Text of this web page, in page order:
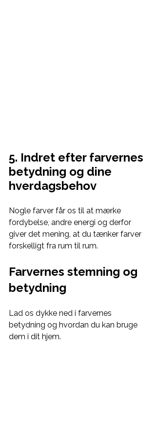
5. Indret efter farvernes
betydning og dine
hverdagsbehov
Nogle farver får os til at mærke
fordybelse, andre energi og derfor
giver det mening, at du tænker farver
forskelligt fra rum til rum.
Farvernes stemning og
betydning
Lad os dykke ned i farvernes
betydning og hvordan du kan bruge
dem i dit hjem.